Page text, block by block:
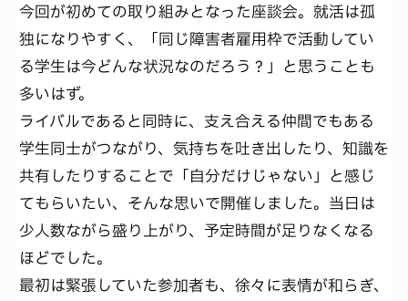
今回が初めての取り組みとなった座談会。就活は孤
独になりやすく、「同じ障害者雇用枠で活動してい
る学生は今どんな状況なのだろう？」と思うことも
多いはず。
ライバルであると同時に、支え合える仲間でもある
学生同士がつながり、気持ちを吐き出したり、知識を
共有したりすることで「自分だけじゃない」と感じ
てもらいたい、そんな思いで開催しました。当日は
少人数ながら盛り上がり、予定時間が足りなくなる
ほどでした。
最初は緊張していた参加者も、徐々に表情が和らぎ、